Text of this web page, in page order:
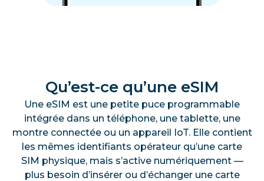
Qu’est-ce qu’une eSIM
Une eSIM est une petite puce programmable
intégrée dans un téléphone, une tablette, une
montre connectée ou un appareil IoT. Elle contient
les mêmes identifiants opérateur qu’une carte
SIM physique, mais s’active numériquement —
plus besoin d’insérer ou d’échanger une carte